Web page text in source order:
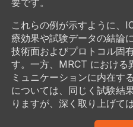
これらの例が示すように、
療効果や試験データの結論
技術面およびプロトコル固
す。一方、MRCT における
ミュニケーションに内在す
については、同じく試験結
りますが、深く取り上げて